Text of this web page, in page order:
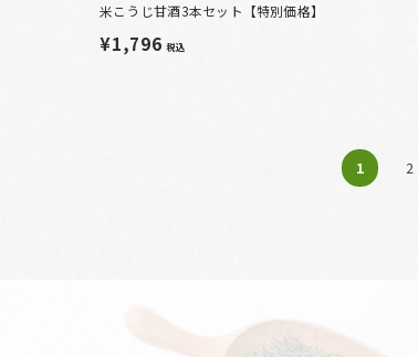
米こうじ甘酒3本セット【特別価格】
¥1,796税込
1 2